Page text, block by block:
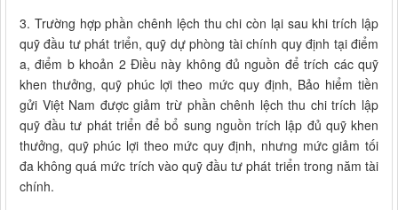
3. Trường hợp phần chênh lệch thu chi còn lại sau khi trích lập
quỹ đầu tư phát triển, quỹ dự phòng tài chính quy định tại điểm
a, điểm b khoản 2 Điều này không đủ nguồn để trích các quỹ
khen thưởng, quỹ phúc lợi theo mức quy định, Bảo hiểm tiền
gửi Việt Nam được giảm trừ phần chênh lệch thu chi trích lập
quỹ đầu tư phát triển để bổ sung nguồn trích lập đủ quỹ khen
thưởng, quỹ phúc lợi theo mức quy định, nhưng mức giảm tối
đa không quá mức trích vào quỹ đầu tư phát triển trong năm tài
chính.